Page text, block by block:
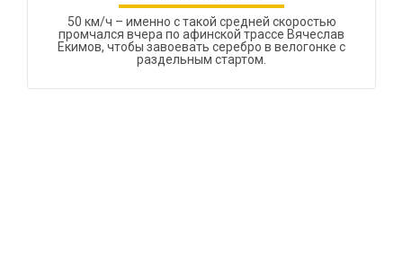
50 км/ч – именно с такой средней скоростью
промчался вчера по афинской трассе Вячеслав
Екимов, чтобы завоевать серебро в велогонке с
раздельным стартом.